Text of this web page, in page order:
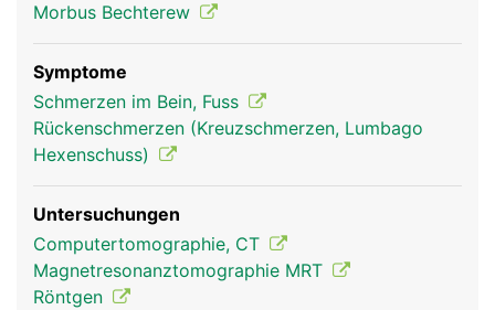
Ratgeber
Rubriken
Morbus Bechterew
Symptome
Schmerzen im Bein, Fuss
Rückenschmerzen (Kreuzschmerzen, Lumbago
Hexenschuss)
Untersuchungen
Computertomographie, CT
Magnetresonanztomographie MRT
Röntgen